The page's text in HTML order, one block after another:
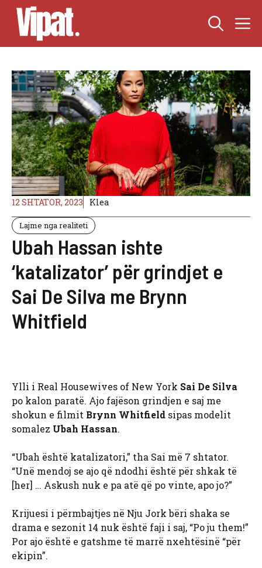
Skip
content
12 SHTATOR, 2023 Klea
Lajme nga realiteti
Ubah Hassan ishte
‘katalizator’ për grindjet e
Sai De Silva me Brynn
Whitfield
Ylli i Real Housewives of New York Sai De Silva
po kalon paratë. Ajo fajëson grindjen e saj me
shokun e filmit Brynn Whitfield sipas modelit
somalez Ubah Hassan.
“Ubah është katalizatori,” tha Sai më 7 shtator.
“Unë mendoj se ajo që ndodhi është për shkak të
[her] … Askush nuk e pa atë që po vinte, apo jo?”
Krijuesi i përmbajtjes në Nju Jork bëri shaka se
drama e sezonit 14 nuk është faji i saj, “Po ju them!”
Por ajo është e gatshme të marrë nxehtësinë “për
ekipin”.